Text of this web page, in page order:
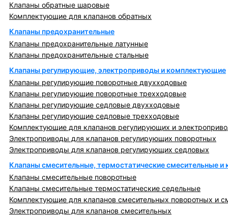
Клапаны обратные шаровые
Комплектующие для клапанов обратных
Клапаны предохранительные
Клапаны предохранительные латунные
Клапаны предохранительные стальные
Клапаны регулирующие, электроприводы и комплектующие
Клапаны регулирующие поворотные двухходовые
Клапаны регулирующие поворотные трехходовые
Клапаны регулирующие седловые двухходовые
Клапаны регулирующие седловые трехходовые
Комплектующие для клапанов регулирующих и
Электроприводы для клапанов регулирующих поворотных
Электроприводы для клапанов регулирующих седловых
Клапаны смесительные, термостатические смесительные
Клапаны смесительные поворотные
Клапаны смесительные термостатические седельные
Комплектующие для клапанов смесительных поворотных и
Электроприводы для клапанов смесительных